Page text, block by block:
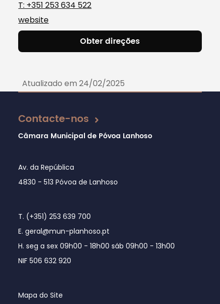
T: +351 253 634 522
website
Obter direções
Atualizado em 24/02/2025
Contacte-nos
Câmara Municipal de Póvoa Lanhoso
Av. da República
4830 - 513 Póvoa de Lanhoso
T. (+351) 253 639 700
E. geral@mun-planhoso.pt
H. seg a sex 09h00 - 18h00 sáb 09h00 - 13h00
NIF 506 632 920
Mapa do Site